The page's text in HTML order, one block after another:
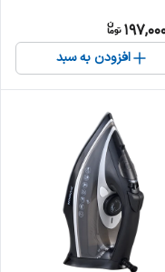
افزودن به سبد